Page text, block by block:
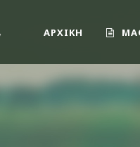
ΑΡΧΙΚΗ